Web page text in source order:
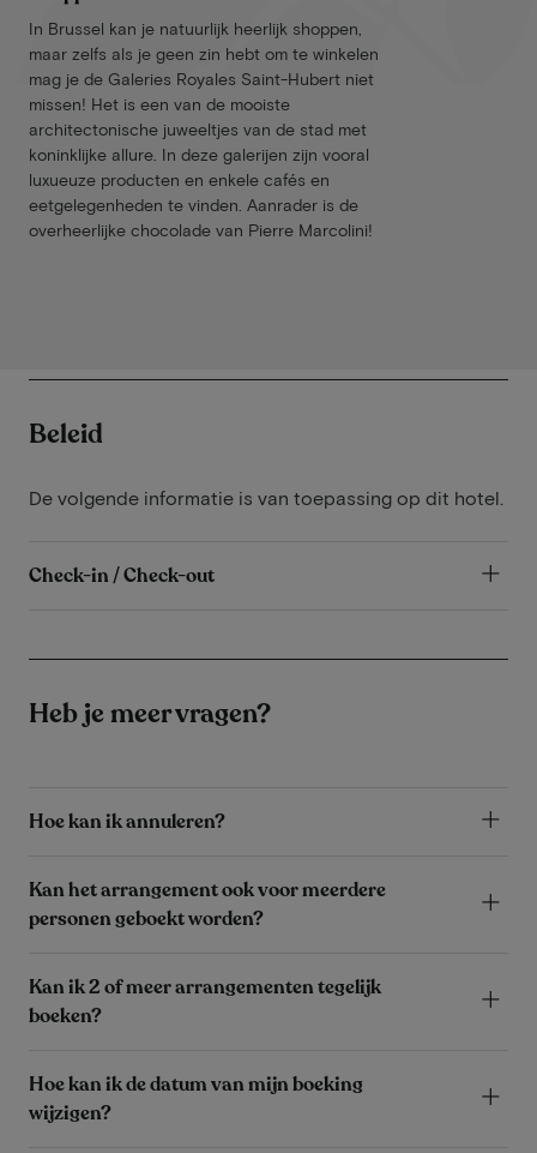
In Brussel kan je natuurlijk heerlijk shoppen,
maar zelfs als je geen zin hebt om te winkelen
mag je de Galeries Royales Saint-Hubert niet
missen! Het is een van de mooiste
architectonische juweeltjes van de stad met
koninklijke allure. In deze galerijen zijn vooral
luxueuze producten en enkele cafés en
eetgelegenheden te vinden. Aanrader is de
overheerlijke chocolade van Pierre Marcolini!
Beleid
De volgende informatie is van toepassing op dit hotel.
Check-in / Check-out
Heb je meer vragen?
Hoe kan ik annuleren?
Kan het arrangement ook voor meerdere
personen geboekt worden?
Kan ik 2 of meer arrangementen tegelijk
boeken?
Hoe kan ik de datum van mijn boeking
wijzigen?